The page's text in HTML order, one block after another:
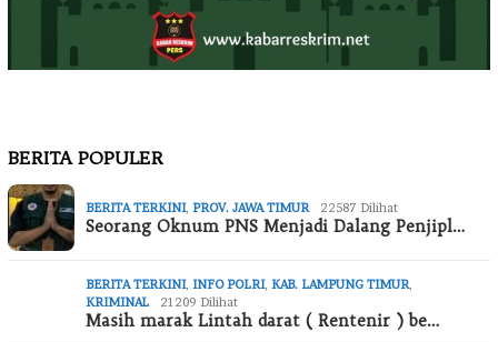
BERITA POPULER
BERITA TERKINI, PROV. JAWA TIMUR 22587 Dilihat
Seorang Oknum PNS Menjadi Dalang Penjipl…
BERITA TERKINI, INFO POLRI, KAB. LAMPUNG TIMUR
KRIMINAL
21209 Dilihat
Masih marak Lintah darat ( Rentenir ) be…